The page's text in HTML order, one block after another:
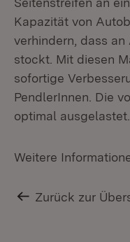
Kapazität von
verhindern, dass
stockt. Mit diesen
sofortige
PendlerInnen. Die
optimal ausgelastet.
Weitere
Zurück zur